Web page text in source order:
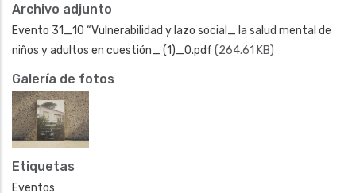
Archivo adjunto
Evento 31_10 “Vulnerabilidad y lazo social_ la salud mental de
niños y adultos en cuestión_ (1)_0.pdf (264.61 KB)
Galería de fotos
Etiquetas
Eventos